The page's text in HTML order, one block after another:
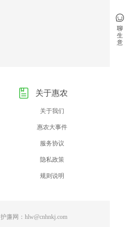
关于惠农
关于我们
惠农大事件
服务协议
隐私政策
规则说明
护廉网：hlw@cnhnkj.com
聊
生
意